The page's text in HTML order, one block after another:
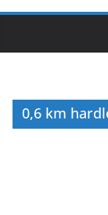
0,6 km